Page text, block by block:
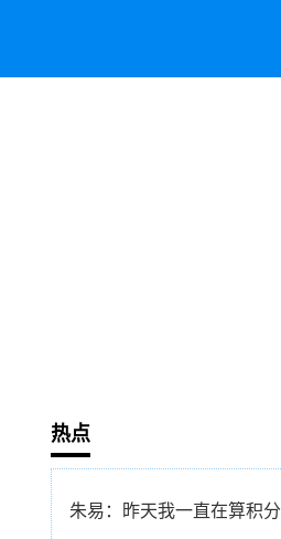
热点
朱易：昨天我一直在算积分